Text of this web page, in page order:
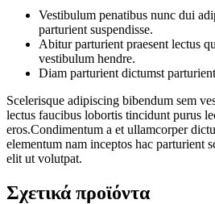
Vestibulum penatibus nunc dui
parturient suspendisse.
Abitur parturient praesent lectus
vestibulum hendre.
Diam parturient dictumst
Scelerisque adipiscing bibendum sem
lectus faucibus lobortis tincidunt purus
eros.Condimentum a et ullamcorper
elementum nam inceptos hac parturient
elit ut volutpat.
Σχετικά προϊόντα